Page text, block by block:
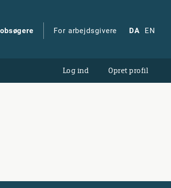
For arbejdsgivere DA EN
Log ind Opret profil